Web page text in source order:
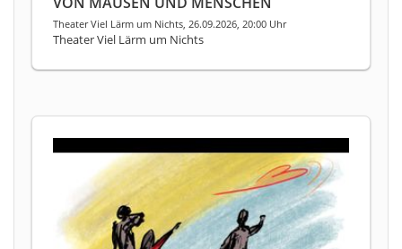
Theater Viel Lärm um Nichts, 26.09.2026, 20:00 Uhr
Theater Viel Lärm um Nichts